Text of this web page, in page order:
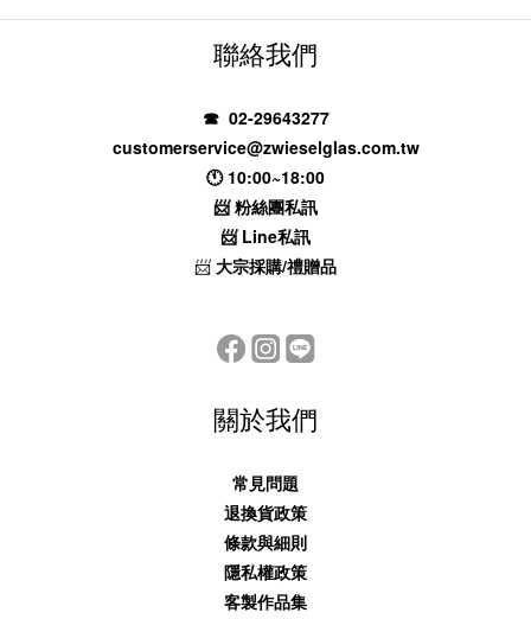
聯絡我們
☎ 02-29643277
customerservice@zwieselglas.com.tw
🕚 10:00~18:00
📨粉絲團私訊
📨 Line私訊
📨 大宗採購/禮贈品
關於我們
常見問題
退換貨政策
條款與細則
隱私權政策
客製作品集